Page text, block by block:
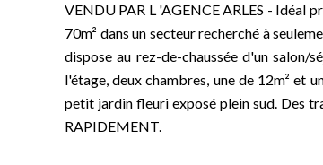
VENDU PAR L 'AGENCE ARLES - Idéal
70m² dans un secteur recherché à
dispose au rez-de-chaussée d'un salon/
l'étage, deux chambres, une de 12m² et
petit jardin fleuri exposé plein sud. Des
RAPIDEMENT.